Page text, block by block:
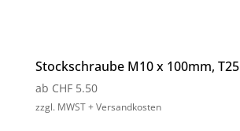
Stockschraube M10 x 100mm, T25
ab CHF5.50
zzgl. MWST + Versandkosten